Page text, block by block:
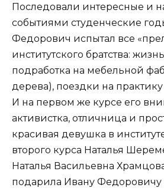
Последовали интересные и
событиями студенческие
Федорович испытал все
институтского братства:
подработка на мебельной
дерева), поездки на
И на первом же курсе его
активистка, отличница и
красивая девушка в
второго курса Наталья
Наталья Васильевна
подарила Ивану Федоровичу